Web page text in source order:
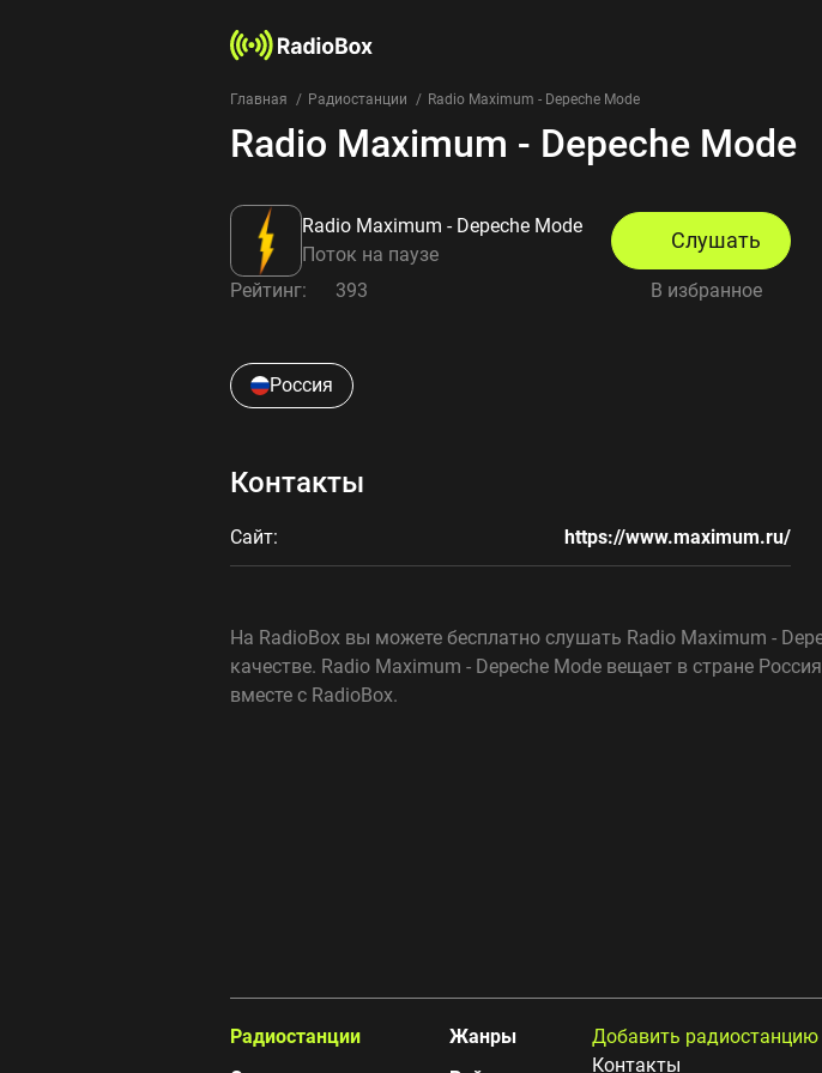
Главная Радиостанции Radio Maximum - Depeche Mode
Radio Maximum - Depeche Mode
Radio Maximum - Depeche Mode
Поток на паузе
Слушать
Рейтинг: 393 В избранное
Россия
Контакты
Сайт: https://www.maximum.ru/
На RadioBox вы можете бесплатно слушать Radio Maximum -
качестве. Radio Maximum - Depeche Mode вещает в стране
вместе с RadioBox.
Радиостанции
Жанры
Добавить радиостанцию
Контакты